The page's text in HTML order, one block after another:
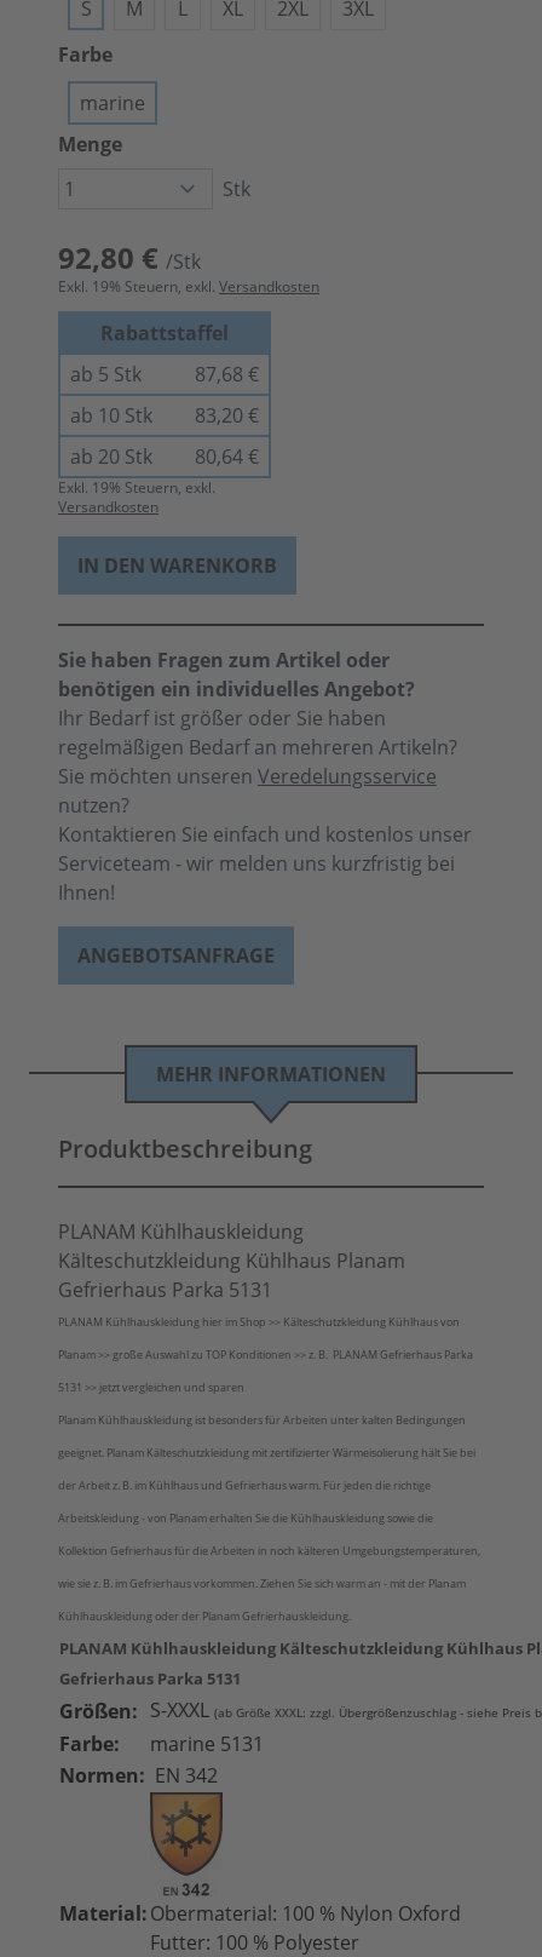
S
M L XL 2XL
3XL
Farbe
marine
Menge
Stk
92,80 € /Stk
Exkl. 19% Steuern, exkl. Versandkosten
Rabattstaffel
ab 5 Stk
87,68 €
ab 10 Stk
83,20 €
ab 20 Stk
80,64 €
Exkl. 19% Steuern, exkl.
Versandkosten
IN DEN WARENKORB
Sie haben Fragen zum Artikel oder
benötigen ein individuelles Angebot?
Ihr Bedarf ist größer oder Sie haben
regelmäßigen Bedarf an mehreren Artikeln?
Sie möchten unseren Veredelungsservice
nutzen?
Kontaktieren Sie einfach und kostenlos unser
Serviceteam - wir melden uns kurzfristig bei
Ihnen!
ANGEBOTSANFRAGE
MEHR INFORMATIONEN
Produktbeschreibung
PLANAM Kühlhauskleidung
Kälteschutzkleidung Kühlhaus Planam
Gefrierhaus Parka 5131
PLANAM Kühlhauskleidung hier im Shop >> Kälteschutzkleidung Kühlhaus von
Planam >> große Auswahl zu TOP Konditionen >> z. B. PLANAM Gefrierhaus Parka
5131 >> jetzt vergleichen und sparen
Planam Kühlhauskleidung ist besonders für Arbeiten unter kalten Bedingungen
geeignet. Planam Kälteschutzkleidung mit zertifizierter Wärmeisolierung hält Sie bei
der Arbeit z. B. im Kühlhaus und Gefrierhaus warm. Für jeden die richtige
Arbeitskleidung - von Planam erhalten Sie die Kühlhauskleidung sowie die
Kollektion Gefrierhaus für die Arbeiten in noch kälteren Umgebungstemperaturen,
wie sie z. B. im Gefrierhaus vorkommen. Ziehen Sie sich warm an - mit der Planam
Kühlhauskleidung oder der Planam Gefrierhauskleidung.
PLANAM Kühlhauskleidung Kälteschutzkleidung Kühlhaus
Gefrierhaus Parka 5131
Größen: S-XXXL (ab Größe XXXL: zzgl. Übergrößenzuschlag - siehe Preis
Farbe:
marine 5131
Normen: EN 342
Material:Obermaterial: 100 % Nylon Oxford
Futter: 100 % Polyester